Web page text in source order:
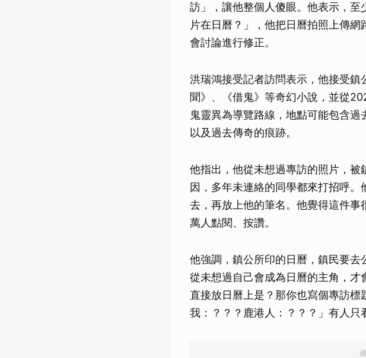
訪」，讓他整個人傻眼。他表示，
片在日曆？」，他把日曆拍照上傳
會討論進行修正。
洪瑞鴻接受記者訪問表示，他接受
聞》、《借鬼》等奇幻小說，並從
鬼靈異為導覽路線，地點可能包含
以及過去傳奇的痕跡。
他指出，他從未想過專訪的照片，
因，多年未連絡的同學都來打招呼
去，再放上他的筆名。他覺得這件
萬人點閱、按讚。
他強調，鎮公所印的日曆，鎮民要
從未想過自己會成為日曆的主角，
直接放日曆上是？那你也寫個專訪標
我：？？？鹿港人：？？？」有人只